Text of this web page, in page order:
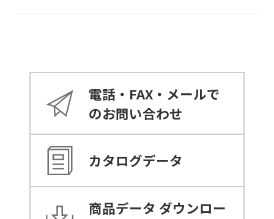
電話・FAX・メールで
のお問い合わせ
カタログデータ
商品データ ダウンロー